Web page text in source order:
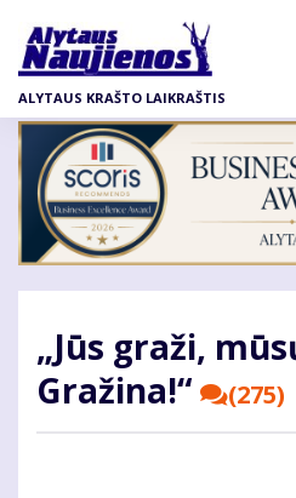
pagrindinį
turinį
ALYTAUS KRAŠTO LAIKRAŠTIS
„Jūs gra­ži,
Gra­ži­na!“
(275)